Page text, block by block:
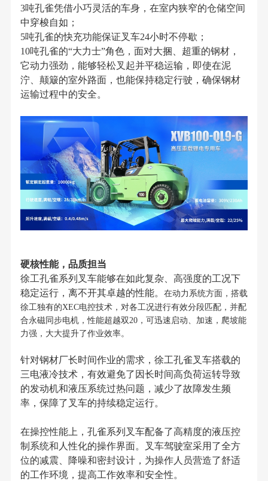
3吨孔雀凭借小巧灵活的车身，在室内狭窄的仓储空间
中穿梭自如；
5吨孔雀的快充功能保证叉车24小时不停歇；
10吨孔雀的“大力士”角色，面对大捆、超重的钢材，
它动力强劲，能够轻松叉起并平稳运输，即使在泥
泞、颠簸的室外路面，也能保持稳定行驶，确保钢材
运输过程中的安全。
硬核性能，品质担当
徐工孔雀系列叉车能够在如此复杂、高强度的工况下
稳定运行，离不开其卓越的性能。 在动力系统方面，搭载
徐工独有的XEC电控技术，对各工况进行有效分段匹配，并配
合永磁同步电机，性能超越双20，可迅速启动、加速，爬坡能
力强，大大提升了作业效率。
针对钢材厂长时间作业的需求，徐工孔雀叉车搭载的
三电液冷技术，有效避免了因长时间高负荷运转导致
的发动机和液压系统过热问题，减少了故障发生频
率，保障了叉车的持续稳定运行。
在操控性能上，孔雀系列叉车配备了高精度的液压控
制系统和人性化的操作界面。叉车驾驶室采用了全方
位的减震、降噪和密封设计，为操作人员营造了舒适
的工作环境，提高工作效率和安全性。